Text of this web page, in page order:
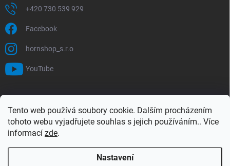
Tento web používá soubory cookie. Dalším procházením
tohoto webu vyjadřujete souhlas s jejich používáním.. Více
informací zde.
Nastavení
+420 730 539 929
Facebook
hornshop_s.r.o
YouTube
Hledat